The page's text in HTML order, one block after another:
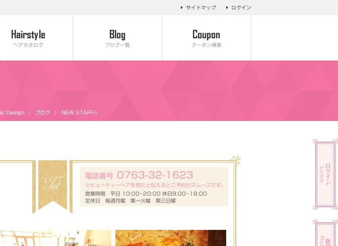
ログイン
サイトマップ
クーポン検索
ブログ一覧
ヘアカタログ
Design ブログ NEW STAFF☆
電話番号 0763-32-1623
※ビューティーヘアを見たと伝えるとご予約がスムーズです。
営業時間 平日 10:00~20:00 休日9:00~18:00
定休日 毎週月曜 第一火曜 第三日曜